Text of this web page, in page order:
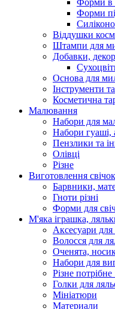
Форми
Віддушки
Штампи для
Добавки, декор
Основа для
Інструменти
Косметична
Малювання
Набори для
Набори гуаші,
Пензлики та
Олівці
Різне
Виготовлення свічок
Барвники,
Гноти різні
Форми для
М'яка іграшка,
Аксесуари для
Волосся для
Оченята,
Набори для
Різне потрібне
Голки для
Мініатюри
Материали